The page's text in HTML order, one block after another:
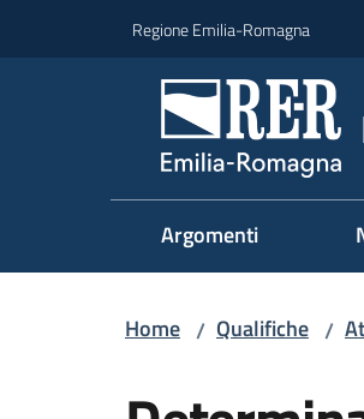
Regione Emilia-Romagna
Argomenti
Home / Qualifiche /